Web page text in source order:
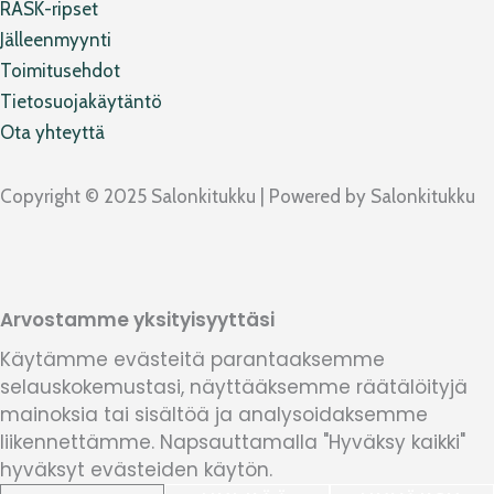
RASK-ripset
Jälleenmyynti
Toimitusehdot
Tietosuojakäytäntö
Ota yhteyttä
Copyright © 2025 Salonkitukku | Powered by Salonkitukku
Arvostamme yksityisyyttäsi
Käytämme evästeitä parantaaksemme
selauskokemustasi, näyttääksemme räätälöityjä
mainoksia tai sisältöä ja analysoidaksemme
liikennettämme. Napsauttamalla "Hyväksy kaikki"
hyväksyt evästeiden käytön.